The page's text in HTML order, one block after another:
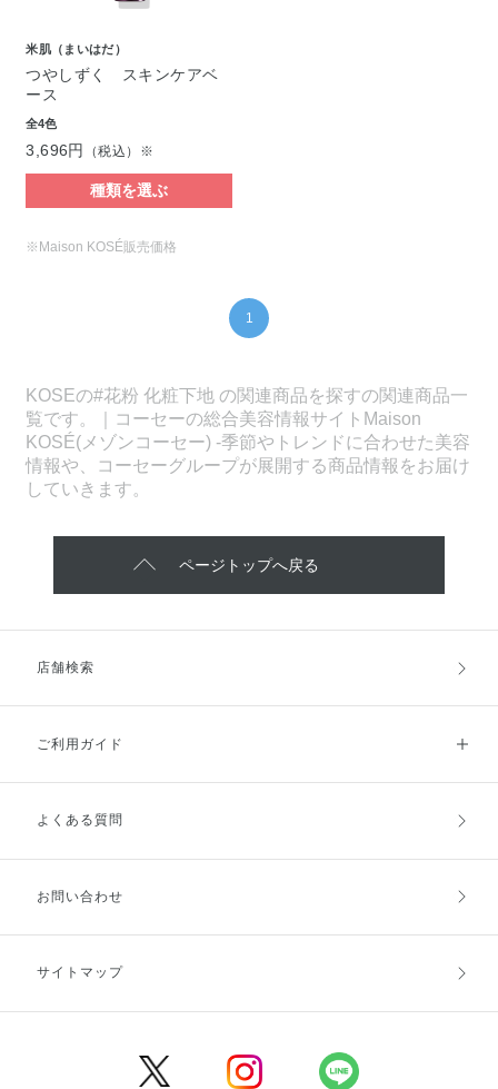
米肌（まいはだ）
つやしずく スキンケアベ
ース
全4色
3,696円 （税込）※
種類を選ぶ
※Maison KOSÉ販売価格
1
KOSEの#花粉 化粧下地 の関連商品を探すの関連商品一
覧です。｜コーセーの総合美容情報サイトMaison
KOSÉ(メゾンコーセー) -季節やトレンドに合わせた美容
情報や、コーセーグループが展開する商品情報をお届け
していきます。
ページトップへ戻る
店舗検索
ご利用ガイド
ご利用ガイドトップ
お支払方法
キャンセル・返品・交換
よくある質問
お問い合わせ
サイトマップ